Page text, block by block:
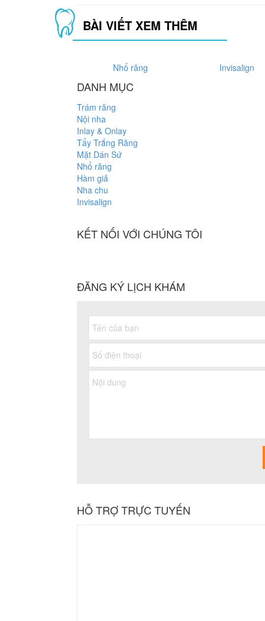
BÀI VIẾT XEM THÊM
Nhổ răng Invisalign
DANH MỤC
Trám răng
Nội nha
Inlay & Onlay
Tẩy Trắng Răng
Mặt Dán Sứ
Nhổ răng
Hàm giả
Nha chu
Invisalign
KẾT NỐI VỚI CHÚNG TÔI
ĐĂNG KÝ LỊCH KHÁM
HỖ TRỢ TRỰC TUYẾN